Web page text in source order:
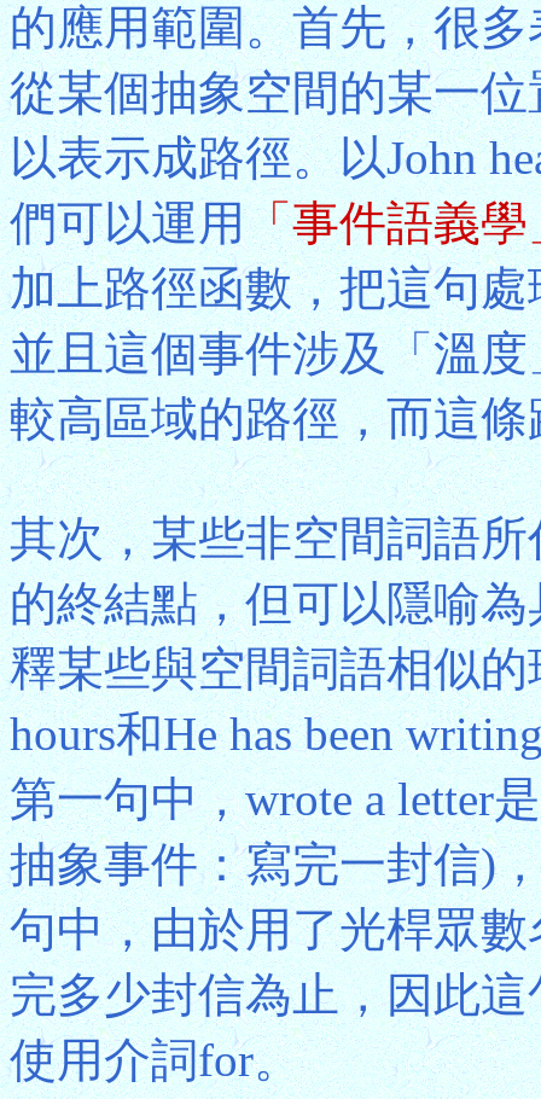
的應用範圍。首先，很
從某個抽象空間的某一
以表示成路徑。以John
們可以運用「事件語義學
加上路徑函數，把這句
並且這個事件涉及「溫
較高區域的路徑，而這
其次，某些非空間詞語
的終結點，但可以隱喻
釋某些與空間詞語相似的
hours和He has been
第一句中，wrote a letter
抽象事件：寫完一封信)
句中，由於用了光桿眾
完多少封信為止，因此
使用介詞for。